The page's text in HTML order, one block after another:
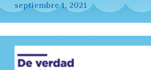
septiembre 1, 2021